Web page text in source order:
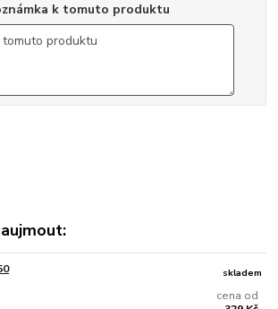
k tomuto produktu
cena od
skladem